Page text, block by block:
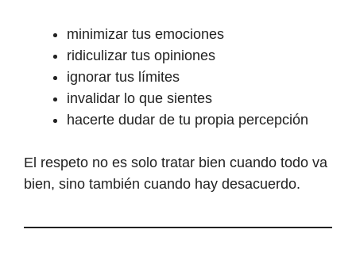
minimizar tus emociones
ridiculizar tus opiniones
ignorar tus límites
invalidar lo que sientes
hacerte dudar de tu propia percepción
El respeto no es solo tratar bien cuando todo va
bien, sino también cuando hay desacuerdo.